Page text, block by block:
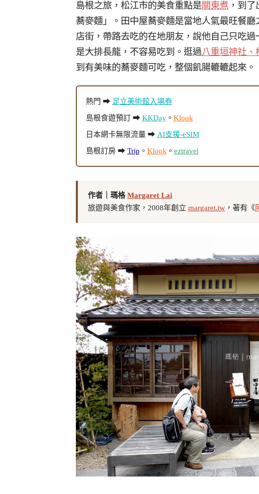
島根之旅，松江市的美食重點是關東煮 ，到
蕎麥麵」。田中屋蕎麥麵是當地人氣最旺餐廳
店街，帶路去吃的在地朋友，說他自己只吃
是大排長龍，不容易吃到。逛過八重垣神社、
到有美味的蕎麥麵可吃，整個飢腸轆轆起來。
熱門 ➡ 足立美術館入場券
島根食遊預訂 ➡ KKDay。 Klook
日本網卡無限流量 ➡ AI支援-eSIM
島根訂房 ➡ Trip 。 Klook 。 eztravel
作者｜瑪格Margaret Lai
旅遊與美食作家，2008年創立 margaret.tw ，著有《